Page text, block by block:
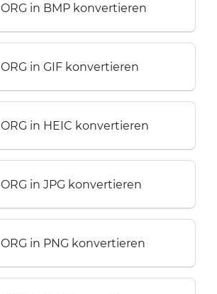
ORG in BMP konvertieren
ORG in GIF konvertieren
ORG in HEIC konvertieren
ORG in JPG konvertieren
ORG in PNG konvertieren